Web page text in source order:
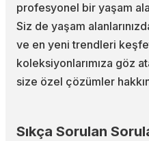
profesyonel bir yaşam
Siz de yaşam
ve en yeni trendleri
koleksiyonlarımıza göz
size özel çözümler
Sıkça Sorulan